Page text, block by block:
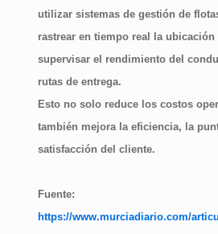
utilizar sistemas de gestión de
rastrear en tiempo real la
supervisar el rendimiento del
rutas de entrega.
Esto no solo reduce los costos
también mejora la eficiencia, la
satisfacción del cliente.
Fuente:
https://www.murciadiario.com/